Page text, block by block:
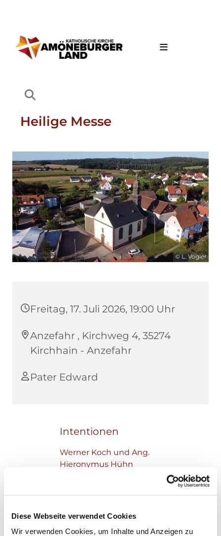
Diese Webseite verwendet Cookies
Wir verwenden Cookies, um Inhalte und Anzeigen zu
Heilige Messe
© L. Vogler
Freitag, 17. Juli 2026, 19:00 Uhr
Anzefahr , Kirchweg 4, 35274
Kirchhain - Anzefahr
Pater Edward
Intentionen
Werner Koch und Ang.
Hieronymus Hühn